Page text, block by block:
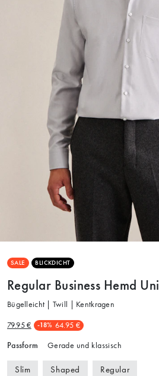
SALE BLICKDICHT
Regular Business Hemd Uni
Bügelleicht | Twill | Kentkragen
79.95 € -18% 64.95 €
Passform Gerade und klassisch
Slim Shaped Regular